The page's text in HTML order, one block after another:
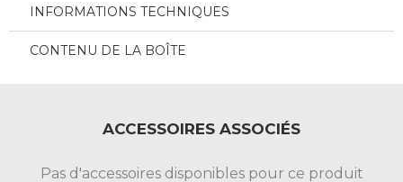
INFORMATIONS TECHNIQUES
CONTENU DE LA BOÎTE
ACCESSOIRES ASSOCIÉS
Pas d'accessoires disponibles pour ce produit